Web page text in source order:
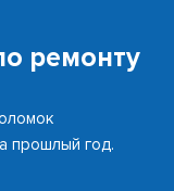
ремонту
прошлый год.